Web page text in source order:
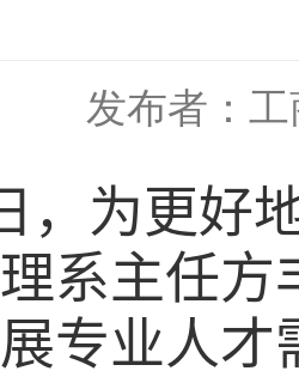
发布者：
， 为更好
系主任方
专业人才